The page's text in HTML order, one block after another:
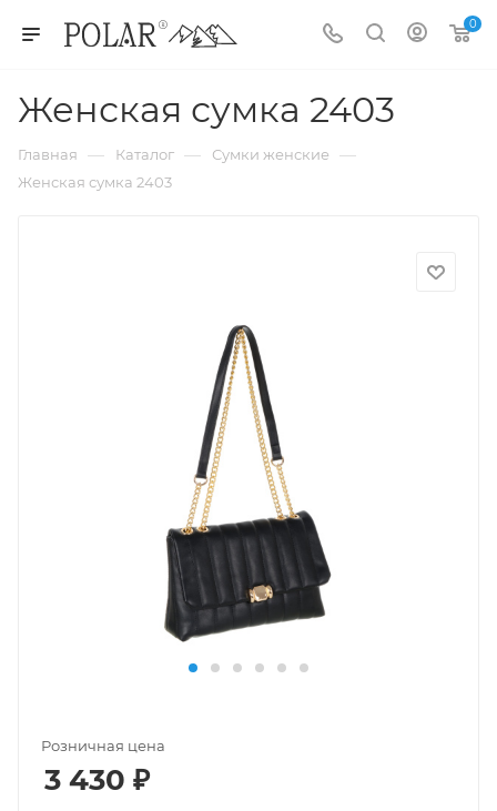
0
Женская сумка 2403
Главная — Каталог — Сумки женские —
Женская сумка 2403
Розничная цена
3 430 ₽